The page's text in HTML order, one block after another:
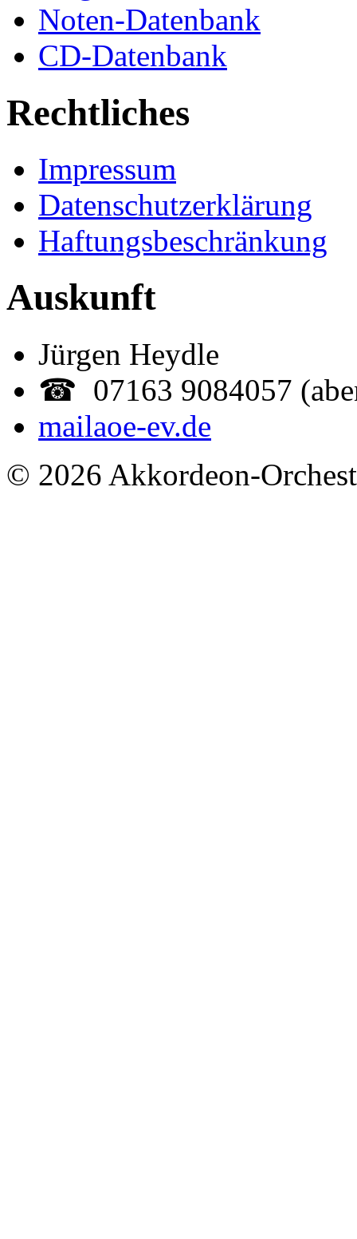
Noten-Datenbank
CD-Datenbank
Rechtliches
Impressum
Datenschutzerklärung
Haftungsbeschränkung
Auskunft
Jürgen Heydle
☎ 07163 9084057
mailaoe-ev.de
© 2026 Akkordeon-